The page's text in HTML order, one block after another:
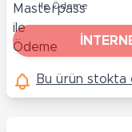
ile Ödeme
Bu ürün stokta